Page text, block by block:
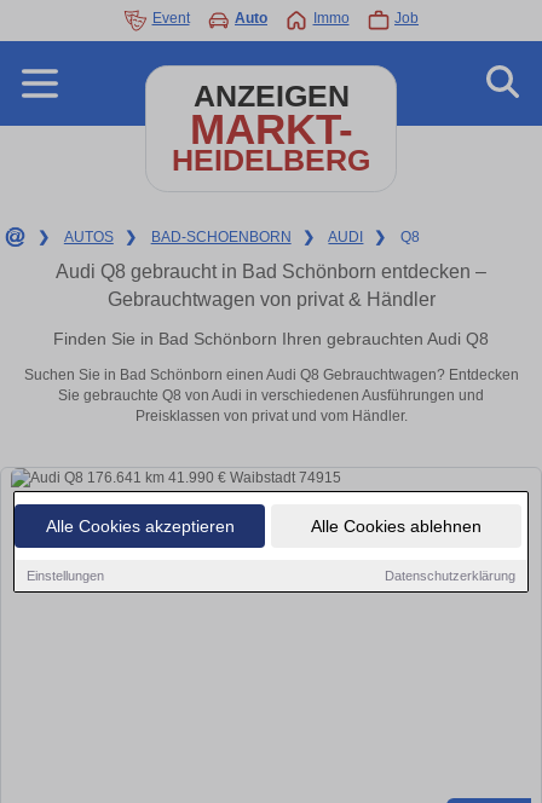
Alle Cookies akzeptieren Alle Cookies ablehnen
Einstellungen Datenschutzerklärung
Event Auto Immo Job
ANZEIGEN
MARKT-
HEIDELBERG
❯ AUTOS ❯ BAD-SCHOENBORN ❯ AUDI ❯ Q8
Audi Q8 gebraucht in Bad Schönborn entdecken –
Gebrauchtwagen von privat & Händler
Finden Sie in Bad Schönborn Ihren gebrauchten Audi Q8
Suchen Sie in Bad Schönborn einen Audi Q8 Gebrauchtwagen? Entdecken
Sie gebrauchte Q8 von Audi in verschiedenen Ausführungen und
Preisklassen von privat und vom Händler.